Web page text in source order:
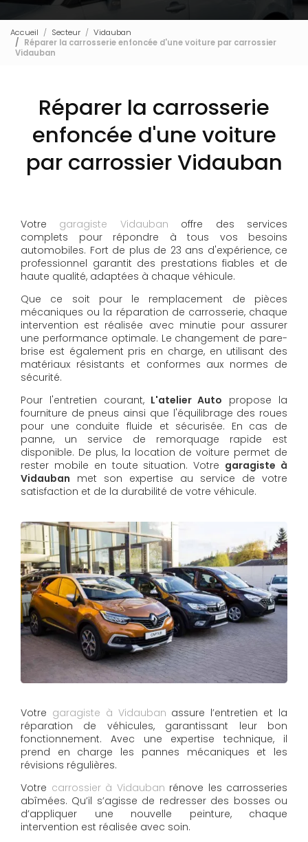
Accueil Secteur
Vidauban
Réparer la carrosserie enfoncée d'une voiture par carrossier
Vidauban
Réparer la carrosserie
enfoncée d'une voiture
par carrossier Vidauban
Votre garagiste Vidauban offre des services
complets pour répondre à tous vos besoins
automobiles. Fort de plus de 23 ans d'expérience, ce
professionnel garantit des prestations fiables et de
haute qualité, adaptées à chaque véhicule.
Que ce soit pour le remplacement de pièces
mécaniques ou la réparation de carrosserie, chaque
intervention est réalisée avec minutie pour assurer
une performance optimale. Le changement de pare-
brise est également pris en charge, en utilisant des
matériaux résistants et conformes aux normes de
sécurité.
Pour l'entretien courant,L'atelier Auto propose la
fourniture de pneus ainsi que l'équilibrage des roues
pour une conduite fluide et sécurisée. En cas de
panne, un service de remorquage rapide est
disponible. De plus, la location de voiture permet de
rester mobile en toute situation. Votre garagiste à
Vidauban met son expertise au service de votre
satisfaction et de la durabilité de votre véhicule.
Votre garagiste à Vidauban assure l’entretien et la
réparation de véhicules, garantissant leur bon
fonctionnement. Avec une expertise technique, il
prend en charge les pannes mécaniques et les
révisions régulières.
Votre carrossier à Vidauban rénove les carrosseries
abîmées. Qu’il s’agisse de redresser des bosses ou
d’appliquer une nouvelle peinture, chaque
intervention est réalisée avec soin.